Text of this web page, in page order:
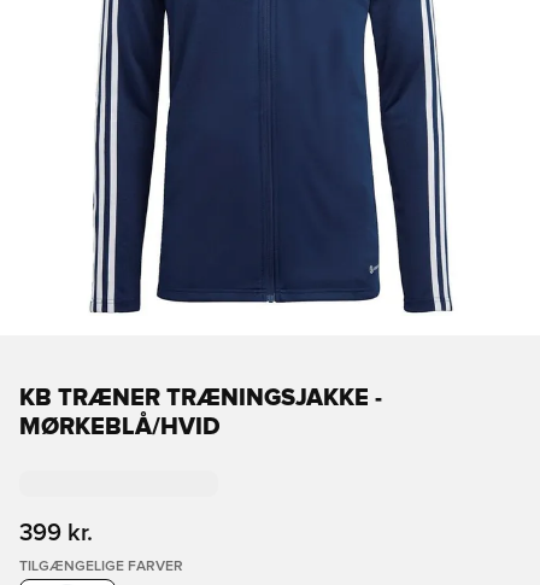
KB TRÆNER TRÆNINGSJAKKE -
MØRKEBLÅ/HVID
399 kr.
TILGÆNGELIGE FARVER